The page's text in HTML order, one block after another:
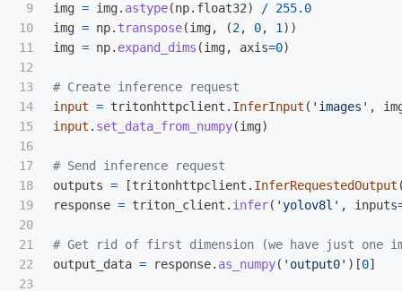
9
10
11
12
13
14
15
16
17
18
19
20
21
22
23
img = img. astype(np. float32) / 255.0
img = np. transpose(img, (2, 0, 1))
img = np. expand_dims (img, axis=0)
input = tritonhttpclient . InferInput ( ' images ' ,
input . set_data_from_numpy(img)
outputs = [tritonhttpclient . InferRequestedOutput
response = triton_client . infer( 'yolov8l ' , inputs
output_data = response. as_numpy( ' output0' )[0]